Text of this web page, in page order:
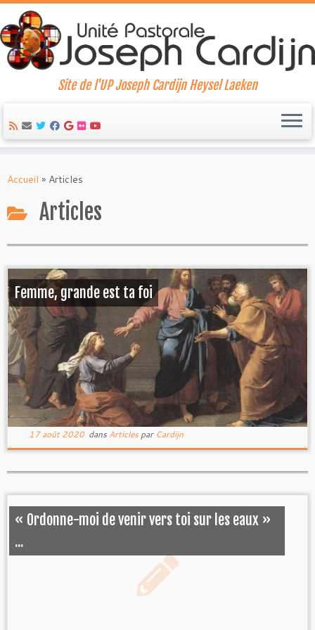
to
Site de l'UP Joseph Cardijn Heysel Laeken
Accueil » Articles
Articles
Femme, grande est ta foi
17 août 2020dans Articles par Cardijn
« Ordonne-moi de venir vers toi sur les eaux »
...